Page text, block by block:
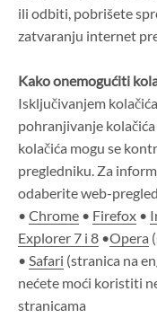
ili odbiti, pobrišete
zatvaranju internet
Kako onemogućiti
Isključivanjem
pohranjivanje
kolačića mogu se
pregledniku. Za
odaberite web-
• Chrome • Firefox •
Explorer 7 i 8 •Opera
• Safari (stranica na
nećete moći koristiti
stranicama